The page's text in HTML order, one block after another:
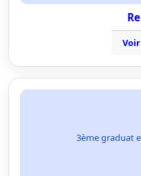
3ème graduat